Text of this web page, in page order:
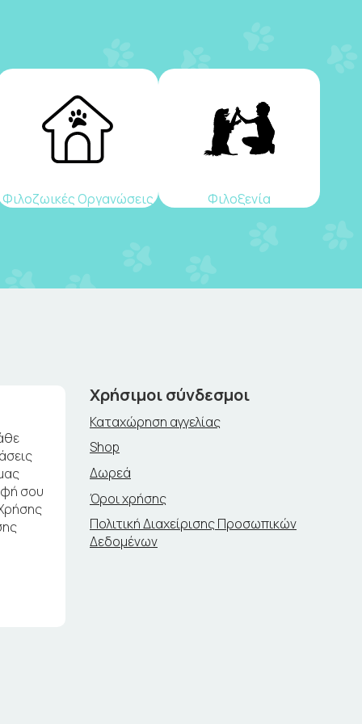
Φιλοζωικές Οργανώσεις Φιλοξενία
σου
Χρήσιμοι σύνδεσμοι
Καταχώρηση αγγελίας
Shop
Δωρεά
Όροι χρήσης
Πολιτική Διαχείρισης Προσωπικών
Δεδομένων